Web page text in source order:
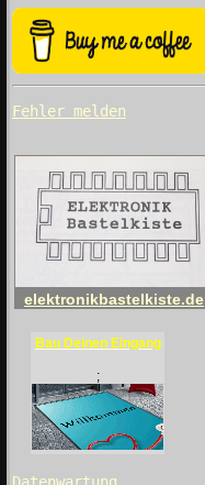
Fehler melden
elektronikbastelkiste.de
Bau Deinen Eingang
;